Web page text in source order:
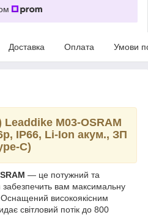
Доставка Оплата Умови
M03-OSRAM
IP66, Li-Ion акум., ЗП
C)
— це потужний та
забезпечить вам максимальну
високоякісним
світловий потік до 800